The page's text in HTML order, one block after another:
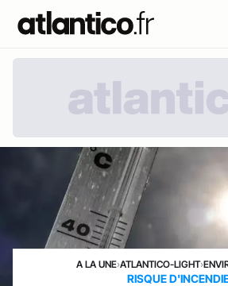
A LA UNE›ATLANTICO-LIGHT›
RISQUE